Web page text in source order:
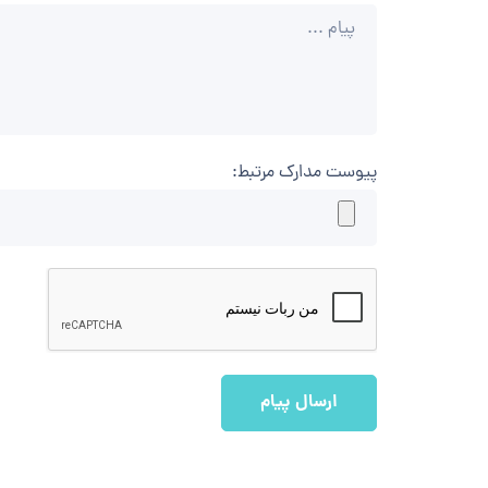
پیوست مدارک مرتبط: